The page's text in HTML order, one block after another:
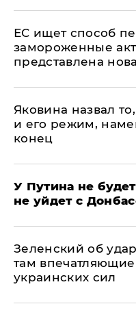
ЕС ищет способ
замороженные
представлена
Яковина назвал
и его режим,
конец
У Путина не
не уйдет с
Зеленский об
там
украинских сил